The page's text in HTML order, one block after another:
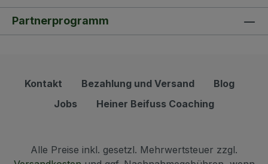
Partnerprogramm
Kontakt Bezahlung und Versand
Blog
Jobs
Heiner Beifuss Coaching
Alle Preise inkl. gesetzl. Mehrwertsteuer zzgl.